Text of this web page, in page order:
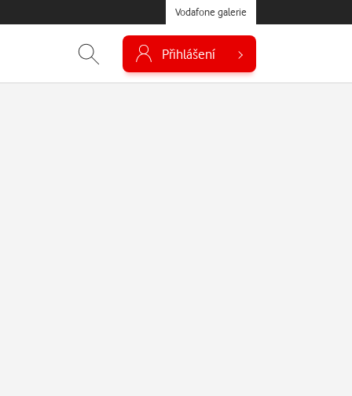
Vodafone galerie
Přihlášení